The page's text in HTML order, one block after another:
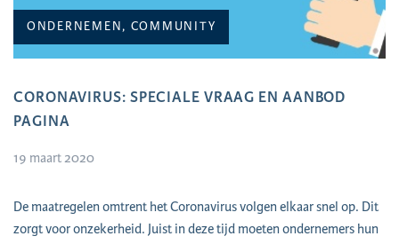
ONDERNEMEN, COMMUNITY
CORONAVIRUS: SPECIALE VRAAG EN AANBOD
PAGINA
19 maart 2020
De maatregelen omtrent het Coronavirus volgen elkaar snel op. Dit
zorgt voor onzekerheid. Juist in deze tijd moeten ondernemers hun